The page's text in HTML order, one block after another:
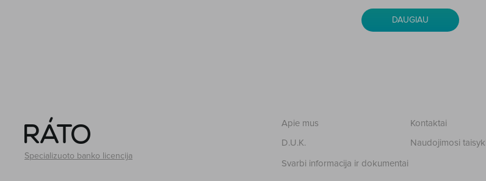
DAUGIAU
Specializuoto banko licencija
Apie mus Kontaktai
D.U.K. Naudojimosi
Svarbi informacija ir dokumentai